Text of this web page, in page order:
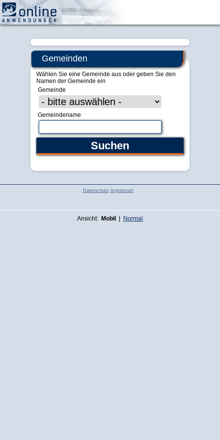
Gemeinden
Wählen Sie eine Gemeinde aus oder geben Sie den
Namen der Gemeinde ein
Gemeinde
Gemeindename
Datenschutz Impressum
Ansicht: Mobil Normal